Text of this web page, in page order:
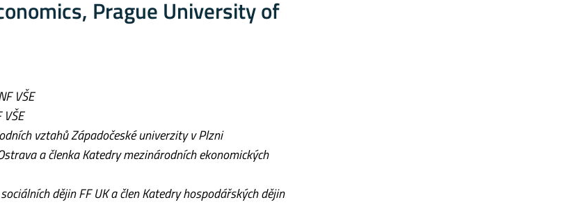
Prague University of
VŠE
vztahů Západočeské univerzity v Plzni
a členka Katedry mezinárodních ekonomických
dějin FF UK a člen Katedry hospodářských dějin